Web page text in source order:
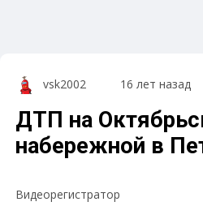
vsk2002 16 лет назад
ДТП на
набережной в
Видеорегистратор